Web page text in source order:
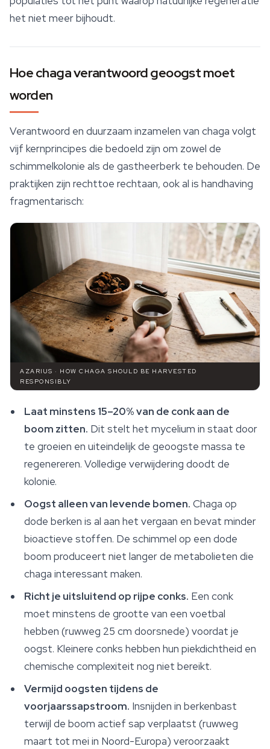
het niet meer bijhoudt.
Hoe chaga verantwoord geoogst moet
worden
Verantwoord en duurzaam inzamelen van chaga volgt
vijf kernprincipes die bedoeld zijn om zowel de
schimmelkolonie als de gastheerberk te behouden. De
praktijken zijn rechttoe rechtaan, ook al is handhaving
fragmentarisch:
AZARIUS · HOW CHAGA SHOULD BE HARVESTED
RESPONSIBLY
Laat minstens 15–20% van de conk aan de
boom zitten. Dit stelt het mycelium in staat door
te groeien en uiteindelijk de geoogste massa te
regenereren. Volledige verwijdering doodt de
kolonie.
Oogst alleen van levende bomen. Chaga op
dode berken is al aan het vergaan en bevat minder
bioactieve stoffen. De schimmel op een dode
boom produceert niet langer de metabolieten die
chaga interessant maken.
Richt je uitsluitend op rijpe conks. Een conk
moet minstens de grootte van een voetbal
hebben (ruwweg 25 cm doorsnede) voordat je
oogst. Kleinere conks hebben hun piekdichtheid en
chemische complexiteit nog niet bereikt.
Vermijd oogsten tijdens de
voorjaarssapstroom. Insnijden in berkenbast
terwijl de boom actief sap verplaatst (ruwweg
maart tot mei in Noord-Europa) veroorzaakt